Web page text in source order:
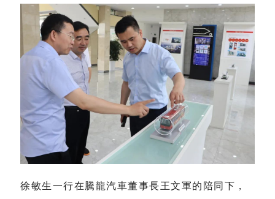
徐敏生一行在騰龍汽車董事長王文軍的陪同下，